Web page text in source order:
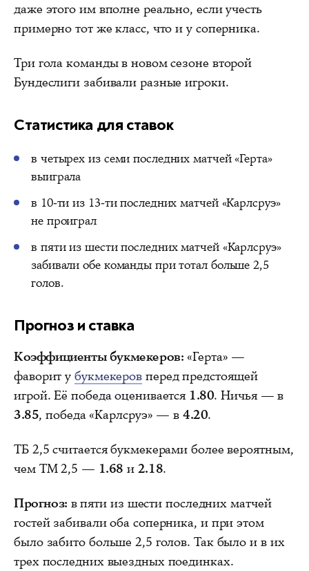
даже этого им вполне реально, если учесть
примерно тот же класс, что и у соперника.
Три гола команды в новом сезоне второй
Бундеслиги забивали разные игроки.
Статистика для ставок
в четырех из семи последних матчей «Герта»
выиграла
в 10-ти из 13-ти последних матчей «Карлсруэ»
не проиграл
в пяти из шести последних матчей «Карлсруэ»
забивали обе команды при тотал больше 2,5
голов.
Прогноз и ставка
Коэффициенты букмекеров: «Герта» —
фаворит у букмекеров перед предстоящей
игрой. Её победа оценивается 1.80. Ничья — в
3.85, победа «Карлсруэ» — в 4.20.
ТБ 2,5 считается букмекерами более вероятным,
чем ТМ 2,5 — 1.68 и 2.18.
Прогноз: в пяти из шести последних матчей
гостей забивали оба соперника, и при этом
было забито больше 2,5 голов. Так было и в их
трех последних выездных поединках.